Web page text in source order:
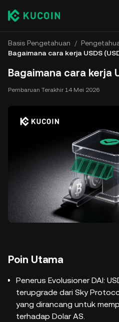
Basis Pengetahuan /
Bagaimana cara kerja USDS
Bagaimana cara kerja
Pembaruan Terakhir 14 Mei 2026
Poin Utama
Penerus Evolusioner DAI:
terupgrade dari Sky
yang dirancang untuk
terhadap Dolar AS.